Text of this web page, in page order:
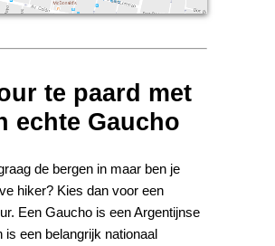
te paard met
echte Gaucho
de bergen in maar ben je
hiker? Kies dan voor een
Een Gaucho is een Argentijnse
is een belangrijk nationaal